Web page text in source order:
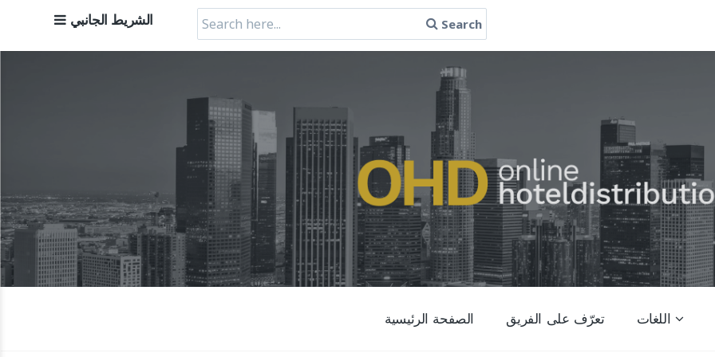
الشريط الجانبي
Search
for:
Search
الصفحة الرئيسية تعرّف على الفريق اللغات